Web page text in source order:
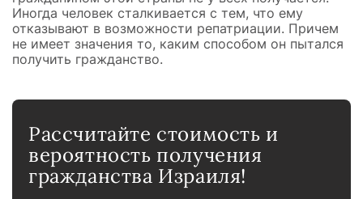
Иногда человек сталкивается с тем, что ему
отказывают в возможности репатриации. Причем
не имеет значения то, каким способом он пытался
получить гражданство.
Рассчитайте стоимость и
вероятность получения
гражданства Израиля!